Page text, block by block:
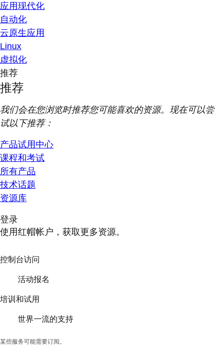
应用现代化
自动化
云原生应用
Linux
虚拟化
推荐
推荐
我们会在您浏览时推荐您可能喜欢的资源。现在可以尝
试以下推荐：
产品试用中心
课程和考试
所有产品
技术话题
资源库
登录
使用红帽帐户，获取更多资源。
控制台访问
活动报名
培训和试用
世界一流的支持
某些服务可能需要订阅。